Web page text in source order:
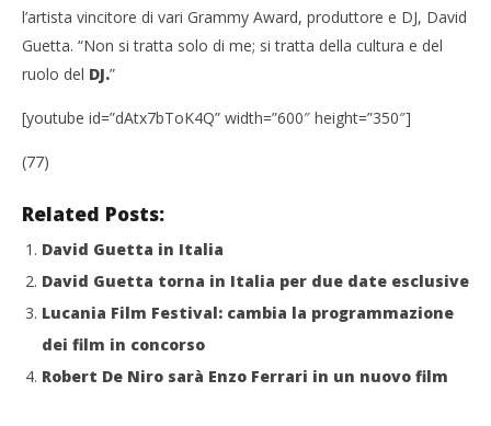
l’artista vincitore di vari Grammy Award, produttore e DJ, David
Guetta. “Non si tratta solo di me; si tratta della cultura e del
ruolo del DJ.”
[youtube id=”dAtx7bToK4Q” width=”600″ height=”350″]
(77)
Related Posts:
David Guetta in Italia
David Guetta torna in Italia per due date esclusive
Lucania Film Festival: cambia la programmazione
dei film in concorso
Robert De Niro sarà Enzo Ferrari in un nuovo film